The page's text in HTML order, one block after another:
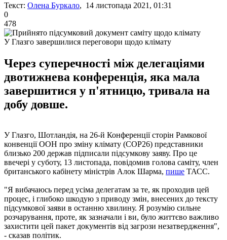
Текст: Олена Буркало, 14 листопада 2021, 01:31
0
478
У Глазго завершилися переговори щодо клімату
Через суперечності між делегаціями
двотижнева конференція, яка мала
завершитися у п'ятницю, тривала на
добу довше.
У Глазго, Шотландія, на 26-й Конференції сторін Рамкової
конвенції ООН про зміну клімату (COP26) представники
близько 200 держав підписали підсумкову заяву. Про це
ввечері у суботу, 13 листопада, повідомив голова саміту, член
британського кабінету міністрів Алок Шарма, пише ТАСС.
"Я вибачаюсь перед усіма делегатам за те, як проходив цей
процес, і глибоко шкодую з приводу змін, внесених до тексту
підсумкової заяви в останню хвилину. Я розумію сильне
розчарування, проте, як зазначали і ви, було життєво важливо
захистити цей пакет документів від загрози незатвердження",
- сказав політик.